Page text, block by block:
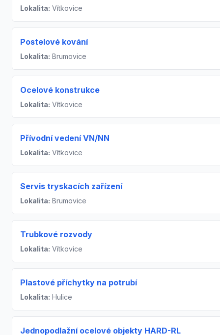
Lokalita: Vítkovice
Postelové kování
Lokalita: Brumovice
Ocelové konstrukce
Lokalita: Vítkovice
Přívodní vedení VN/NN
Lokalita: Vítkovice
Servis tryskacích zařízení
Lokalita: Brumovice
Trubkové rozvody
Lokalita: Vítkovice
Plastové příchytky na potrubí
Lokalita: Hulice
Jednopodlažní ocelové objekty HARD-RL